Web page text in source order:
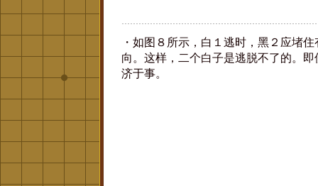
・如图８所示，白１逃时，黑２应堵
向。这样，二个白子是逃脱不了的。
济于事。